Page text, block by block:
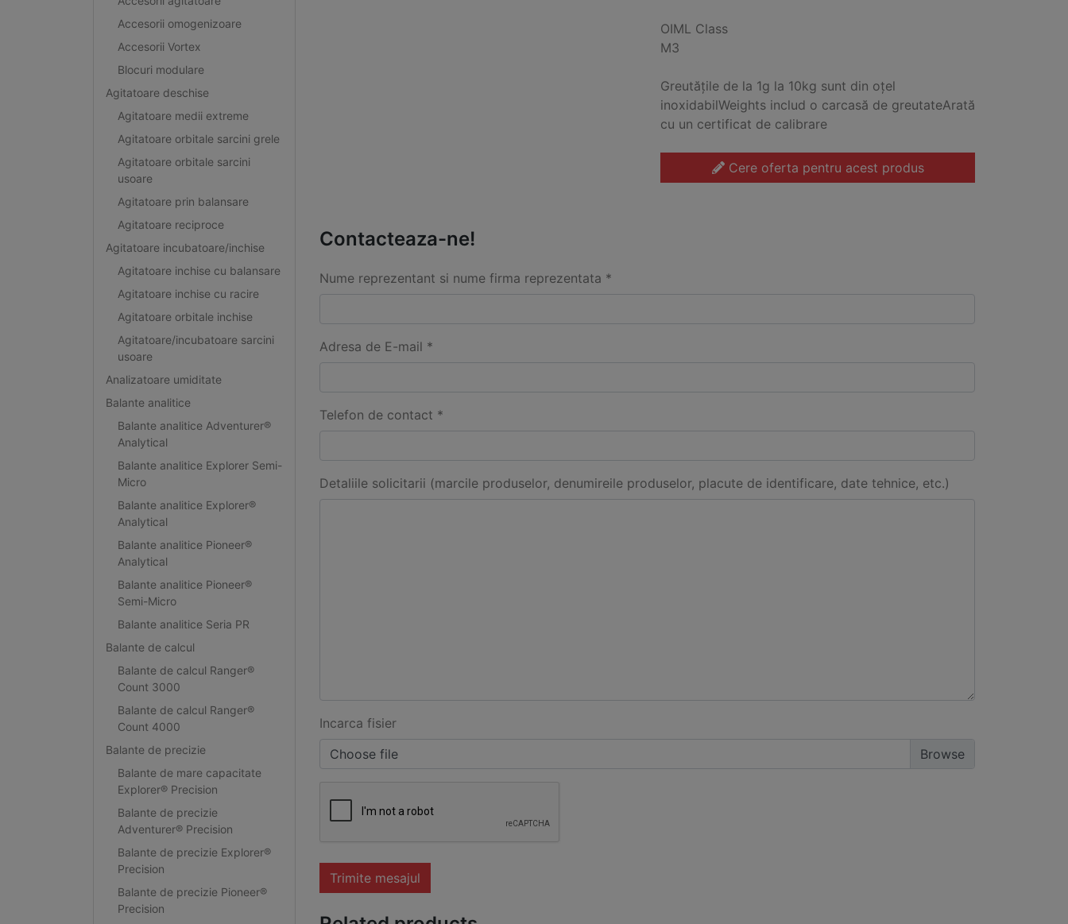
Accesorii omogenizoare
Accesorii Vortex
Blocuri modulare
Agitatoare deschise
Agitatoare medii extreme
Agitatoare orbitale sarcini grele
Agitatoare orbitale sarcini
usoare
Agitatoare prin balansare
Agitatoare reciproce
Agitatoare incubatoare/inchise
Agitatoare inchise cu balansare
Agitatoare inchise cu racire
Agitatoare orbitale inchise
Agitatoare/incubatoare sarcini
usoare
Analizatoare umiditate
Balante analitice
Balante analitice Adventurer®
Analytical
Balante analitice Explorer Semi-
Micro
Balante analitice Explorer®
Analytical
Balante analitice Pioneer®
Analytical
Balante analitice Pioneer®
Semi-Micro
Balante analitice Seria PR
Balante de calcul
Balante de calcul Ranger®
Count 3000
Balante de calcul Ranger®
Count 4000
Balante de precizie
Balante de mare capacitate
Explorer® Precision
Balante de precizie
Adventurer® Precision
Balante de precizie Explorer®
Precision
Balante de precizie Pioneer®
Precision
OIML Class
M3
Greutățile de la 1g la 10kg sunt din oțel
inoxidabilWeights includ o carcasă de greutateArată
cu un certificat de calibrare
Cere oferta pentru acest produs
Contacteaza-ne!
Nume reprezentant si nume firma reprezentata *
Adresa de E-mail *
Telefon de contact *
Detaliile solicitarii (marcile produselor, denumireile produselor, placute de identificare, date tehnice, etc.)
Incarca fisier
Choose file
Trimite mesajul